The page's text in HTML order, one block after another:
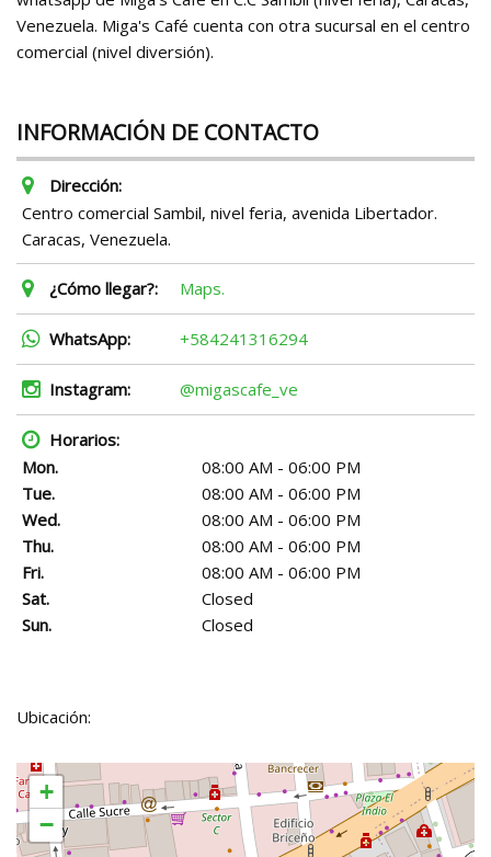
Venezuela. Miga's Café cuenta con otra sucursal en el centro
comercial (nivel diversión).
INFORMACIÓN DE CONTACTO
Dirección:
Centro comercial Sambil, nivel feria, avenida Libertador.
Caracas, Venezuela.
¿Cómo llegar?: Maps.
WhatsApp: +584241316294
Instagram: @migascafe_ve
Horarios:
Mon.
08:00 AM - 06:00 PM
Tue.
08:00 AM - 06:00 PM
Wed.
08:00 AM - 06:00 PM
Thu.
08:00 AM - 06:00 PM
Fri.
08:00 AM - 06:00 PM
Sat.
Closed
Sun.
Closed
Ubicación:
+
−